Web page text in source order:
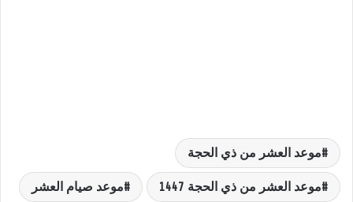
موعد العشر من ذي الحجة
موعد العشر من ذي الحجة 1447 موعد صيام العشر